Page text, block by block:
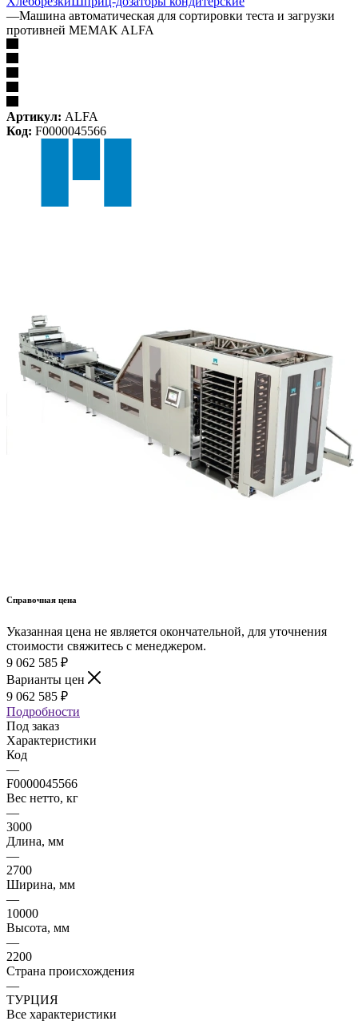
—Машина автоматическая для сортировки теста и загрузки
противней MEMAK ALFA
Артикул: ALFA
Код: F0000045566
Справочная цена
Указанная цена не является окончательной, для уточнения
стоимости свяжитесь с менеджером.
9 062 585 ₽
Варианты цен
9 062 585 ₽
Подробности
Под заказ
Характеристики
Код
—
F0000045566
Вес нетто, кг
—
3000
Длина, мм
—
2700
Ширина, мм
—
10000
Высота, мм
—
2200
Страна происхождения
—
ТУРЦИЯ
Все характеристики